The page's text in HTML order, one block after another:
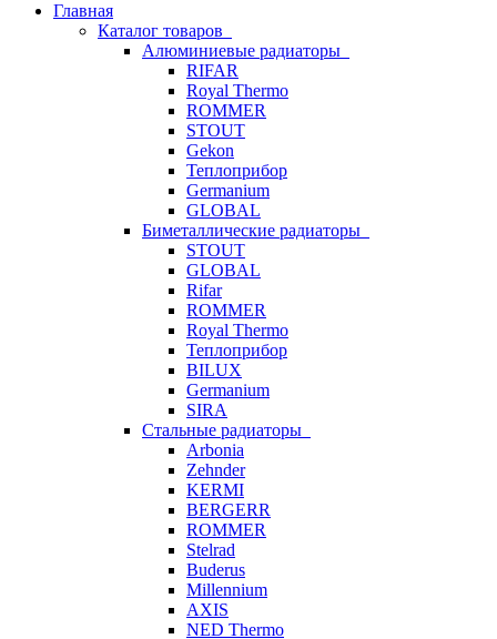
Главная
Каталог товаров
Алюминиевые радиаторы
RIFAR
Royal Thermo
ROMMER
STOUT
Gekon
Теплоприбор
Germanium
GLOBAL
Биметаллические радиаторы
STOUT
GLOBAL
Rifar
ROMMER
Royal Thermo
Теплоприбор
BILUX
Germanium
SIRA
Стальные радиаторы
Arbonia
Zehnder
KERMI
BERGERR
ROMMER
Stelrad
Buderus
Millennium
AXIS
NED Thermo